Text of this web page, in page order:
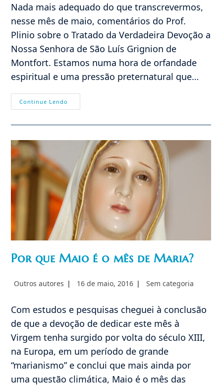
Nada mais adequado do que transcrevermos,
nesse mês de maio, comentários do Prof.
Plinio sobre o Tratado da Verdadeira Devoção a
Nossa Senhora de São Luís Grignion de
Montfort. Estamos numa hora de orfandade
espiritual e uma pressão preternatural que…
Continue Lendo
Ao
De
Grignion:
Nossa
Senhora
Na
Luta
Contra
O
Demônio
Por que Maio é o mês de Maria?
Autor
Outros autores
Post
16 de maio, 2016
Categoria
Sem categoria
Com estudos e pesquisas cheguei à conclusão
de que a devoção de dedicar este mês à
Virgem tenha surgido por volta do século XIII,
na Europa, em um período de grande
“marianismo” e conclui que mais ainda por
uma questão climática, Maio é o mês das